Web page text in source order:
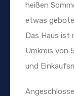
heißen
etwas
Das Haus ist
Umkreis von
und